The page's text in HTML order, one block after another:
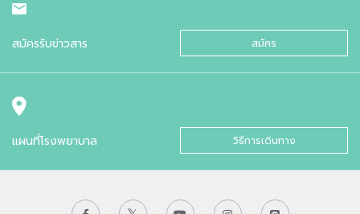
สมัครรับข่าวสาร สมัคร
แผนที่โรงพยาบาล วิธีการเดินทาง